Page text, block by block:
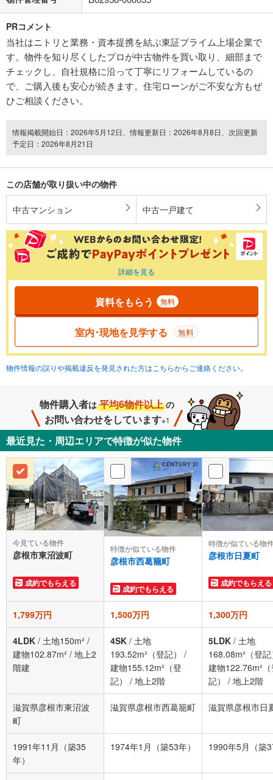
PRコメント
当社はニトリと業務・資本提携を結ぶ東証プライム上場企業で
す。物件を知り尽くしたプロが中古物件を買い取り、細部まで
チェックし、自社規格に沿って丁寧にリフォームしているの
で、ご購入後も安心が続きます。住宅ローンがご不安な方もぜ
ひご相談ください。
情報掲載開始日：2026年5月12日、情報更新日：2026年8月8日、次回更新
予定日：2026年8月21日
この店舗が取り扱い中の物件
中古マンション 中古一戸建て
詳細を見る
資料をもらう 無料
室内･現地を見学する 無料
物件情報の誤りや掲載違反を発見された方はこちらからご連絡ください。
物件購入者は 平均6物件以上 の
お問い合わせをしています※1
最近見た・周辺エリアで特徴が似た物件
今見ている物件
彦根市東沼波町
成約でもらえる
特徴が似ている物件
彦根市西葛籠町
成約でもらえる
特徴が似ている物
彦根市日夏町
成約でもらえる
1,799万円 1,500万円 1,300万円
4LDK / 土地150m² /
建物102.87m² / 地上2
階建
4SK / 土地
193.52m²（登記）
/
建物155.12m²（登
記）
/ 地上2階
5LDK / 土地
168.08m²（登
建物122.76m²
記）
/ 地上2階
滋賀県彦根市東沼波
町
滋賀県彦根市西葛籠町 滋賀県彦根市日
1991年11月（築35
年）
1974年1月（築53年） 1990年5月（築